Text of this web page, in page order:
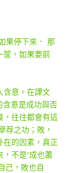
果停下來． 那
筐，如果要前
含意。在譯文
含意是成功與否
，往往都會有這
荐之功；敗，
在的因素，真正
不是“成也蕭
己，敗也自